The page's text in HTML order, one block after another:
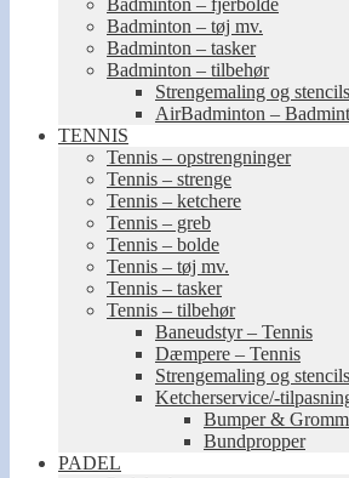
Badminton – fjerbolde
Badminton – tøj mv.
Badminton – tasker
Badminton – tilbehør
Strengemaling og
AirBadminton –
TENNIS
Tennis – opstrengninger
Tennis – strenge
Tennis – ketchere
Tennis – greb
Tennis – bolde
Tennis – tøj mv.
Tennis – tasker
Tennis – tilbehør
Baneudstyr – Tennis
Dæmpere – Tennis
Strengemaling og
Ketcherservice/-
Bumper &
Bundpropper
PADEL